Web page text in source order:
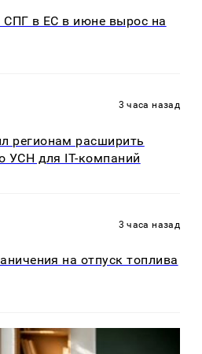
СПГ в ЕС в июне вырос на
3 часа назад
регионам расширить
УСН для IT-компаний
3 часа назад
на отпуск топлива